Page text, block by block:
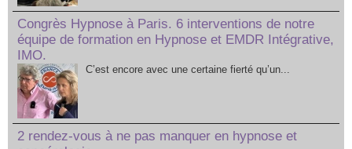
Congrès Hypnose à Paris. 6 interventions de notre
équipe de formation en Hypnose et EMDR Intégrative,
IMO.
C’est encore avec une certaine fierté qu’un...
2 rendez-vous à ne pas manquer en hypnose et